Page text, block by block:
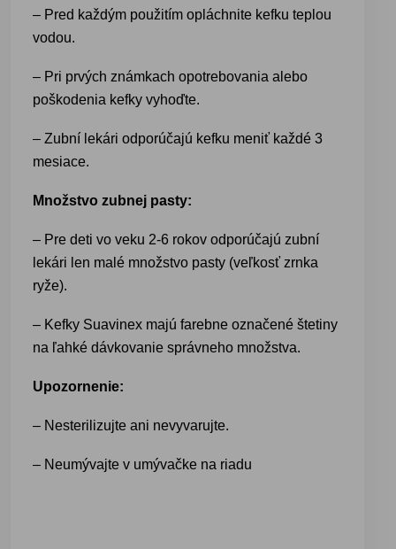
– Pred každým použitím opláchnite kefku teplou
vodou.
– Pri prvých známkach opotrebovania alebo
poškodenia kefky vyhoďte.
– Zubní lekári odporúčajú kefku meniť každé 3
mesiace.
Množstvo zubnej pasty:
– Pre deti vo veku 2-6 rokov odporúčajú zubní
lekári len malé množstvo pasty (veľkosť zrnka
ryže).
– Kefky Suavinex majú farebne označené štetiny
na ľahké dávkovanie správneho množstva.
Upozornenie:
– Nesterilizujte ani nevyvarujte.
– Neumývajte v umývačke na riadu